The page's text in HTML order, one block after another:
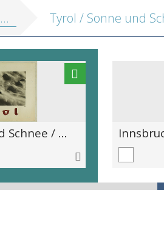
Tyrol / Sonne und Schnee / Rabalder / Herausgegeben von Landesverkehrsamt für Tyrol, Innsbruck / Kupvertiefdruck WUB -Innsbruck